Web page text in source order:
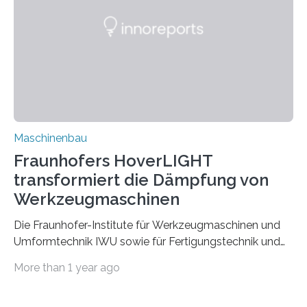
Durch den verstärkten Einsatz von Rezyklaten
Maschinenbau
Fraunhofers HoverLIGHT
transformiert die Dämpfung von
Werkzeugmaschinen
Die Fraunhofer-Institute für Werkzeugmaschinen und
Umformtechnik IWU sowie für Fertigungstechnik und
Durchbruch in der Materialforschung erzielt: Der
More than 1 year ago